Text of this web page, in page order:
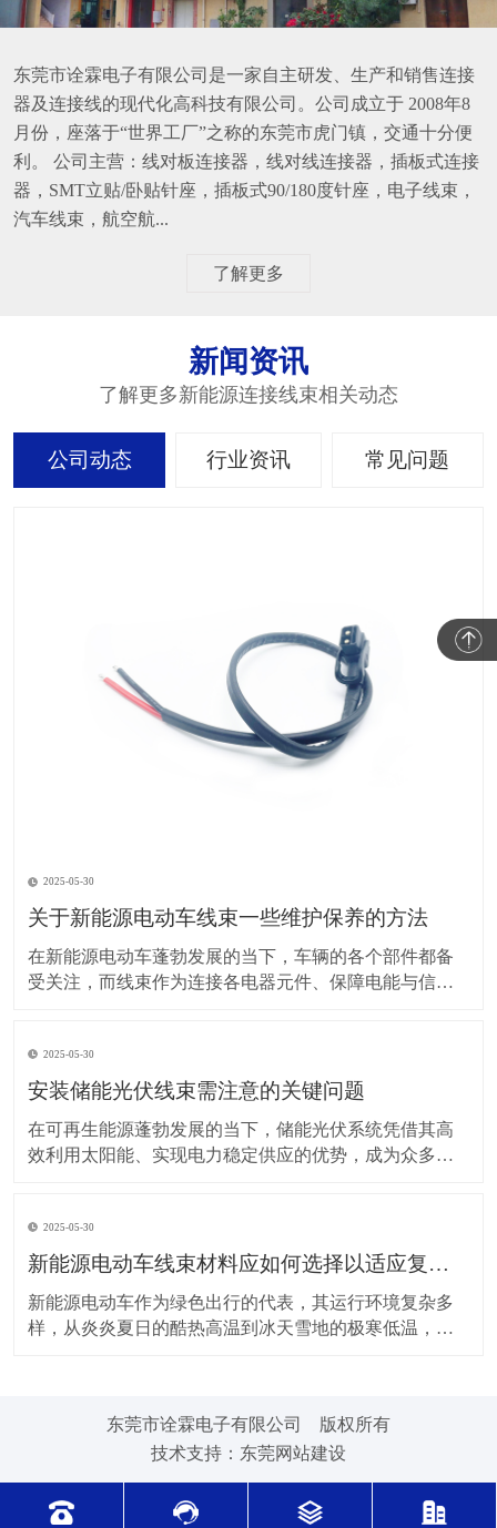
东莞市诠霖电子有限公司是一家自主研发、生产和销售连接
器及连接线的现代化高科技有限公司。公司成立于 2008年8
月份，座落于“世界工厂”之称的东莞市虎门镇，交通十分便
利。 公司主营：线对板连接器，线对线连接器，插板式连接
器，SMT立贴/卧贴针座，插板式90/180度针座，电子线束，
汽车线束，航空航...
了解更多
新闻资讯
了解更多新能源连接线束相关动态
公司动态 行业资讯 常见问题
2025-05-30
关于新能源电动车线束一些维护保养的方法
在新能源电动车蓬勃发展的当下，车辆的各个部件都备
受关注，而线束作为连接各电器元件、保障电能与信号
让车辆运行更稳定、安全，还能延长其使用寿命。 日常
驾驶习惯对线束的影响不容小觑。平稳驾驶是维护线束
2025-05-30
安装储能光伏线束需注意的关键问题
在可再生能源蓬勃发展的当下，储能光伏系统凭借其高
效利用太阳能、实现电力稳定供应的优势，成为众多领
安全。因此，在安装储能光伏线束时，有许多问题需要
格外留意。 安装前的准备工作至关重要。在开始安装前
2025-05-30
新能源电动车线束材料应如何选择以适应复杂的环境温度范围？
新能源电动车作为绿色出行的代表，其运行环境复杂多
样，从炎炎夏日的酷热高温到冰天雪地的极寒低温，车
环境下，新能源电动车的电池、电机等部件工作时会散
东莞市诠霖电子有限公司 版权所有
技术支持： 东莞网站建设